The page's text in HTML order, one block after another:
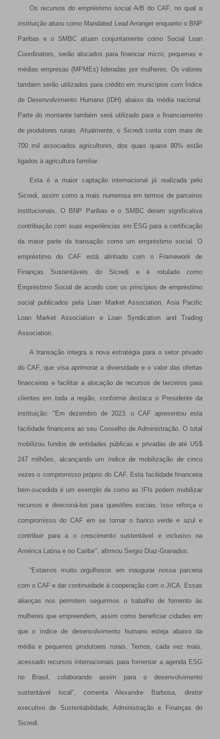
Os recursos do empréstimo social A/B do CAF, no qual a
instituição atuou como Mandated Lead Arranger enquanto o BNP
Paribas e o SMBC atuam conjuntamente como Social Loan
Coordinators, serão alocados para financiar micro, pequenas e
médias empresas (MPMEs) lideradas por mulheres. Os valores
também serão utilizados para crédito em municípios com Índice
de Desenvolvimento Humano (IDH) abaixo da média nacional.
Parte do montante também será utilizado para o financiamento
de produtores rurais. Atualmente, o Sicredi conta com mais de
700 mil associados agricultores, dos quais quase 90% estão
ligados à agricultura familiar.
Esta é a maior captação internacional já realizada pelo
Sicredi, assim como a mais numerosa em termos de parceiros
institucionais. O BNP Paribas e o SMBC deram significativa
contribuição com suas experiências em ESG para a certificação
da maior parte da transação como um empréstimo social. O
empréstimo do CAF está alinhado com o Framework de
Finanças Sustentáveis do Sicredi e é rotulado como
Empréstimo Social de acordo com os princípios de empréstimo
social publicados pela Loan Market Association, Asia Pacific
Loan Market Association e Loan Syndication and Trading
Association.
A transação integra a nova estratégia para o setor privado
do CAF, que visa aprimorar a diversidade e o valor das ofertas
financeiras e facilitar a alocação de recursos de terceiros para
clientes em toda a região, conforme destaca o Presidente da
instituição: "Em dezembro de 2023, o CAF apresentou esta
facilidade financeira ao seu Conselho de Administração. O total
mobilizou fundos de entidades públicas e privadas de até US$
247 milhões, alcançando um índice de mobilização de cinco
vezes o compromisso próprio do CAF. Esta facilidade financeira
bem-sucedida é um exemplo de como as IFIs podem mobilizar
recursos e direcioná-los para questões sociais. Isso reforça o
compromisso do CAF em se tornar o banco verde e azul e
contribuir para a o crescimento sustentável e inclusivo na
América Latina e no Caribe", afirmou Sergio Díaz-Granados.
“Estamos muito orgulhosos em inaugurar nossa parceria
com o CAF e dar continuidade à cooperação com o JICA. Essas
alianças nos permitem seguirmos o trabalho de fomento às
mulheres que empreendem, assim como beneficiar cidades em
que o índice de desenvolvimento humano esteja abaixo da
média e pequenos produtores rurais. Temos, cada vez mais,
acessado recursos internacionais para fomentar a agenda ESG
no Brasil, colaborando assim para o desenvolvimento
sustentável local”, comenta Alexandre Barbosa, diretor
executivo de Sustentabilidade, Administração e Finanças do
Sicredi.